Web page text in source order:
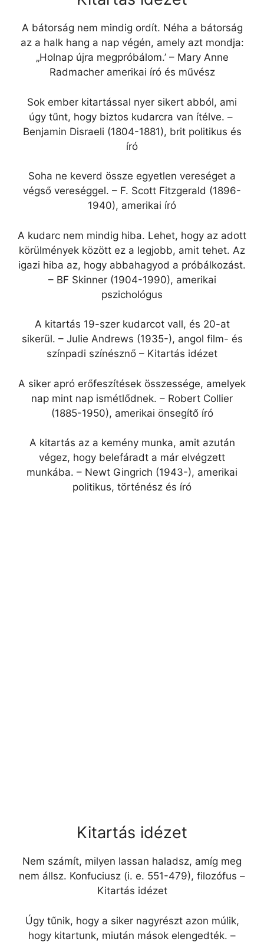
A bátorság nem mindig ordít. Néha a bátorság
az a halk hang a nap végén, amely azt mondja:
„Holnap újra megpróbálom.’ – Mary Anne
Radmacher amerikai író és művész
Sok ember kitartással nyer sikert abból, ami
úgy tűnt, hogy biztos kudarcra van ítélve. –
Benjamin Disraeli (1804-1881), brit politikus és
író
Soha ne keverd össze egyetlen vereséget a
végső vereséggel. – F. Scott Fitzgerald (1896-
1940), amerikai író
A kudarc nem mindig hiba. Lehet, hogy az adott
körülmények között ez a legjobb, amit tehet. Az
igazi hiba az, hogy abbahagyod a próbálkozást.
– BF Skinner (1904-1990), amerikai
pszichológus
A kitartás 19-szer kudarcot vall, és 20-at
sikerül. – Julie Andrews (1935-), angol film- és
színpadi színésznő – Kitartás idézet
A siker apró erőfeszítések összessége, amelyek
nap mint nap ismétlődnek. – Robert Collier
(1885-1950), amerikai önsegítő író
A kitartás az a kemény munka, amit azután
végez, hogy belefáradt a már elvégzett
munkába. – Newt Gingrich (1943-), amerikai
politikus, történész és író
Kitartás idézet
Nem számít, milyen lassan haladsz, amíg meg
nem állsz. Konfuciusz (i. e. 551-479), filozófus –
Kitartás idézet
Úgy tűnik, hogy a siker nagyrészt azon múlik,
hogy kitartunk, miután mások elengedték. –